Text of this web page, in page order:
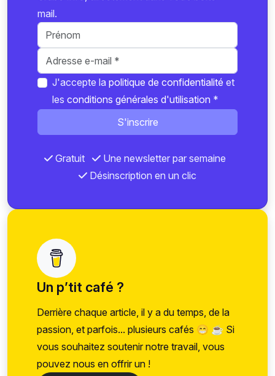
mail.
J'accepte la politique de confidentialité et
les conditions générales d'utilisation *
S'inscrire
Gratuit
Une newsletter par semaine
Désinscription en un clic
Un p’tit café ?
Derrière chaque article, il y a du temps, de la
passion, et parfois... plusieurs cafés 😁 ☕ Si
vous souhaitez soutenir notre travail, vous
pouvez nous en offrir un !